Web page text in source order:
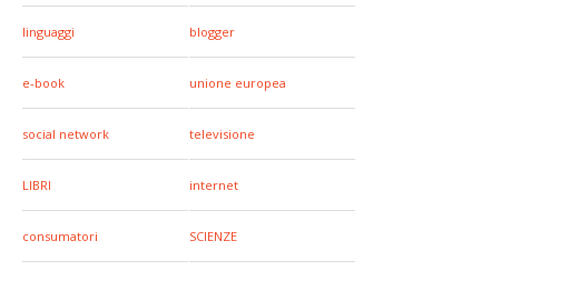
linguaggi blogger
e-book unione europea
social network televisione
LIBRI internet
consumatori SCIENZE